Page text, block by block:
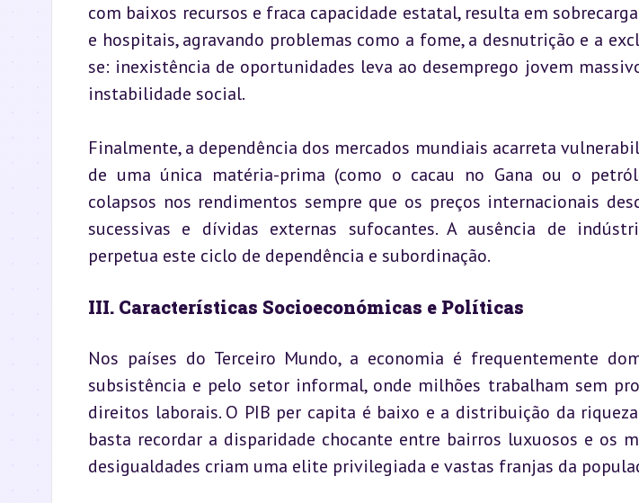
com baixos recursos e fraca capacidade estatal, resulta em
e hospitais, agravando problemas como a fome, a desnutrição e a
se: inexistência de oportunidades leva ao desemprego jovem
instabilidade social.
Finalmente, a dependência dos mercados mundiais acarreta
de uma única matéria-prima (como o cacau no Gana ou o
colapsos nos rendimentos sempre que os preços internacionais
sucessivas e dívidas externas sufocantes. A ausência de
perpetua este ciclo de dependência e subordinação.
III. Características Socioeconómicas e Políticas
Nos países do Terceiro Mundo, a economia é frequentemente
subsistência e pelo setor informal, onde milhões trabalham sem
direitos laborais. O PIB per capita é baixo e a distribuição da
basta recordar a disparidade chocante entre bairros luxuosos e os
desigualdades criam uma elite privilegiada e vastas franjas da